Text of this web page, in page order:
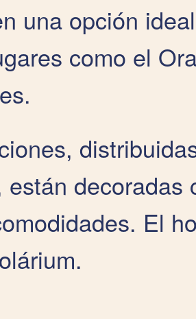
una opción
como el
están
El